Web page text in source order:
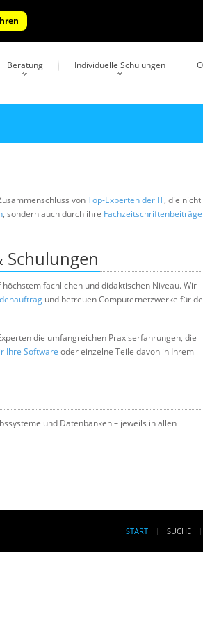
Beratung Individuelle Schulungen
vonTop-Experten der IT, die nicht
, sondern auch durch ihre Fachzeitschriftenbeiträge
höchstem fachlichen und didaktischen Niveau. Wir
und betreuen Computernetzwerke für
die umfangreichen Praxiserfahrungen, die
Ihre Software oder einzelne Teile davon in Ihrem
und Datenbanken – jeweils in allen
START SUCHE